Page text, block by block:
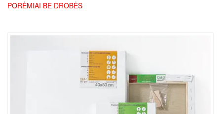
PORĖMIAI BE DROBĖS